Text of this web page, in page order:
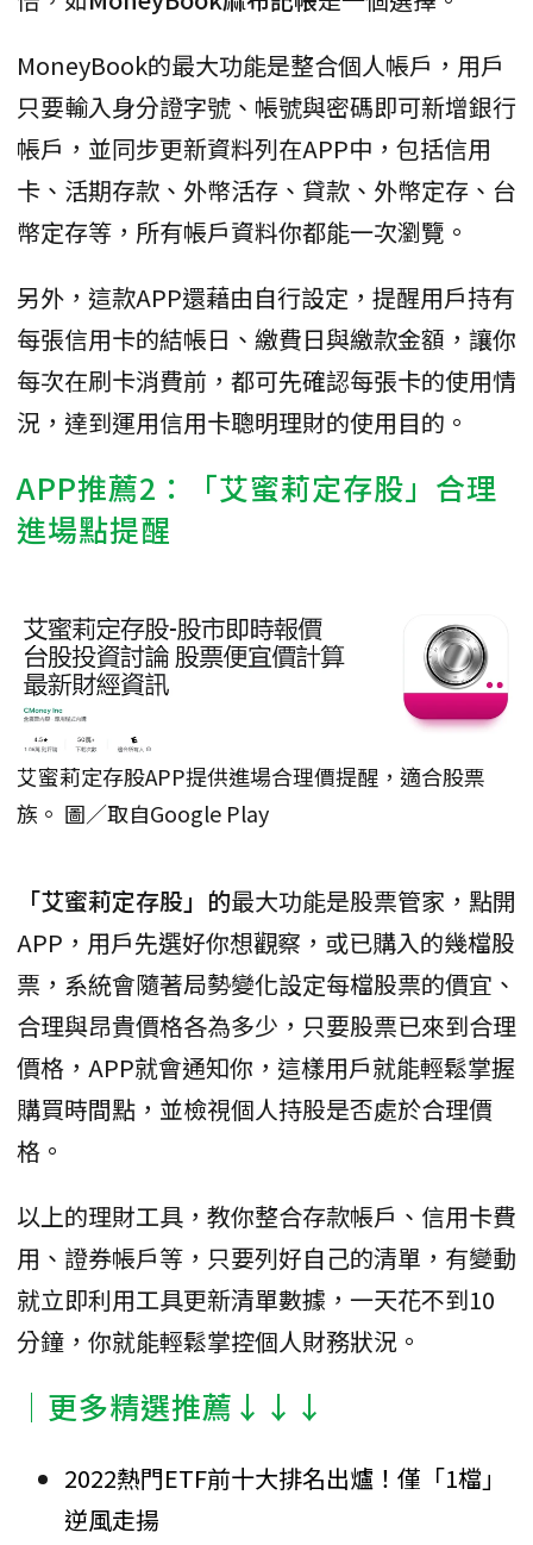
MoneyBook的最大功能是整合個人帳戶，用戶
只要輸入身分證字號、帳號與密碼即可新增銀行
帳戶，並同步更新資料列在APP中，包括信用
卡、活期存款、外幣活存、貸款、外幣定存、台
幣定存等，所有帳戶資料你都能一次瀏覽。
另外，這款APP還藉由自行設定，提醒用戶持有
每張信用卡的結帳日、繳費日與繳款金額，讓你
每次在刷卡消費前，都可先確認每張卡的使用情
況，達到運用信用卡聰明理財的使用目的。
APP推薦2：「艾蜜莉定存股」合理
進場點提醒
艾蜜莉定存股APP提供進場合理價提醒，適合股票
族。 圖／取自Google Play
「艾蜜莉定存股」的最大功能是股票管家，點開
APP，用戶先選好你想觀察，或已購入的幾檔股
票，系統會隨著局勢變化設定每檔股票的價宜、
合理與昂貴價格各為多少，只要股票已來到合理
價格，APP就會通知你，這樣用戶就能輕鬆掌握
購買時間點，並檢視個人持股是否處於合理價
格。
以上的理財工具，教你整合存款帳戶、信用卡費
用、證券帳戶等，只要列好自己的清單，有變動
就立即利用工具更新清單數據，一天花不到10
分鐘，你就能輕鬆掌控個人財務狀況。
│更多精選推薦↓↓↓
2022熱門ETF前十大排名出爐！僅「1檔」
逆風走揚